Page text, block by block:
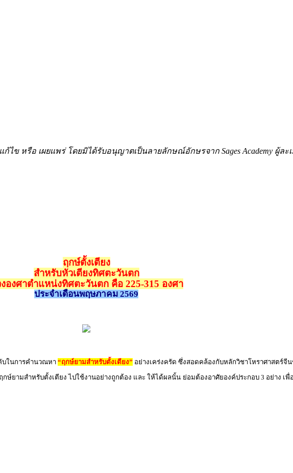
ไข หรือ เผยแพร่ โดยมิได้รับอนุญาตเป็นลายลักษณ์อักษรจาก Sages Academy ผู้ล
ฤกษ์ตั้งเตียง
สำหรับหัวเตียงทิศตะวันตก
องศาตำแหน่งทิศตะวันตก คือ 225-315 องศา
ประจำเดือนพฤษภาคม 2569
บในการคำนวณหา “ฤกษ์ยามสำหรับตั้งเตียง” อย่างเคร่งครัด ซึ่งสอดคล้องกับหลักวิชาโหราศาสตร์จี
ษ์ยามสำหรับตั้งเตียง ไปใช้งานอย่างถูกต้อง และ ให้ได้ผลนั้น ย่อมต้องอาศัยองค์ประกอบ 3 อย่าง